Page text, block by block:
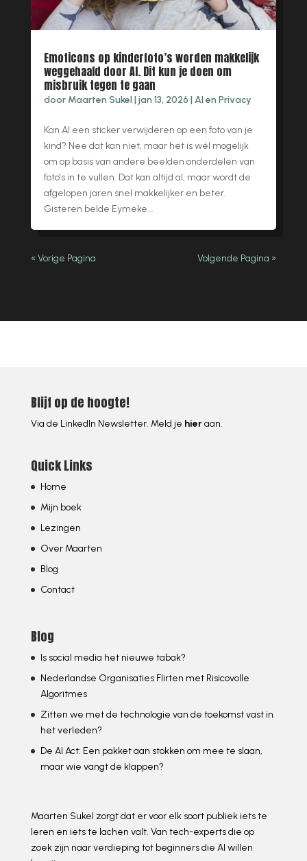
Emoticons op kinderfoto’s worden makkelijk
weggehaald door AI. Dit kun je doen om
misbruik tegen te gaan
door Maarten Sukel|jan 13, 2026 |AI en Privacy
Kan AI een sticker verwijderen op een foto van je
kind? Nee dat kan niet, maar het is wél mogelijk
om op basis van andere beelden onderdelen van
foto's in te vullen. Dat kan altijd al, maar wordt de
afgelopen jaren snel makkelijker en beter.
Gisteren belde Eymeke...
« Vorige Pagina Volgende Pagina »
Blijf op de hoogte!
Via de LinkedIn Newsletter. Meld je hieraan.
Quick Links
Home
Mijn boek
Lezingen
Over Maarten
Blog
Contact
Blog
Is social media het nieuwe tabak?
Nederlandse Organisaties Flirten met Risicovolle
Algoritmes
Zitten we met de technologie van de toekomst vast in
het verleden?
De AI Act: Een pakket aan stokken om mee te slaan,
maar wie vangt de klappen?
Maarten Sukel zorgt dat er voor elk soort publiek iets te
leren en iets te lachen valt. Van tech-experts die op
zoek zijn naar verdieping tot beginners die AI willen